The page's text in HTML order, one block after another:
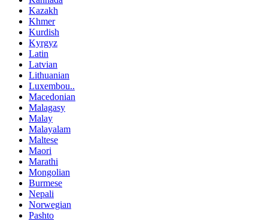
Kazakh
Khmer
Kurdish
Kyrgyz
Latin
Latvian
Lithuanian
Luxembou..
Macedonian
Malagasy
Malay
Malayalam
Maltese
Maori
Marathi
Mongolian
Burmese
Nepali
Norwegian
Pashto